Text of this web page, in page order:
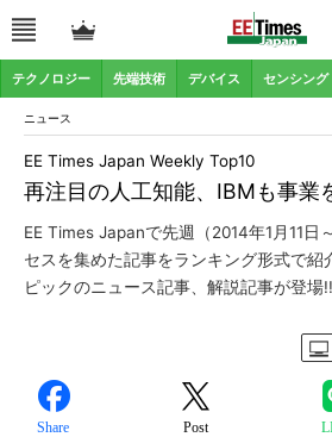
テクノロジー 先端技術 デバイス センシング
ニュース
再注目の人工知能、IBMも事業
EE Times Japan Weekly Top10
EE Times Japanで先週（2014年1月11日
セスを集めた記事をランキング形式で紹
ピックのニュース記事、解説記事が登場!!
Share Post